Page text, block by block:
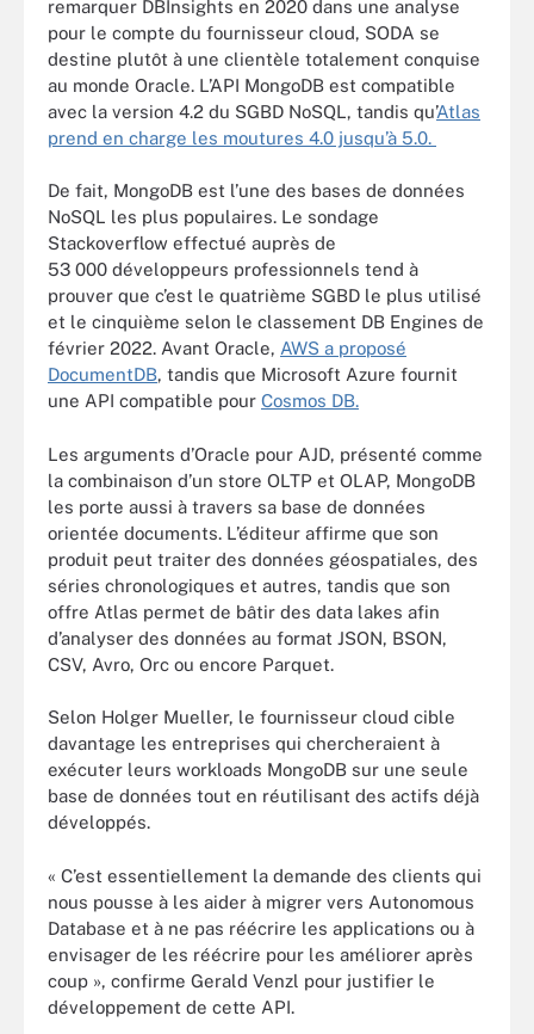
remarquer DBInsights en 2020 dans une analyse
pour le compte du fournisseur cloud, SODA se
destine plutôt à une clientèle totalement conquise
au monde Oracle. L’API MongoDB est compatible
avec la version 4.2 du SGBD NoSQL, tandis qu’Atlas
prend en charge les moutures 4.0 jusqu’à 5.0.
De fait, MongoDB est l’une des bases de données
NoSQL les plus populaires. Le sondage
Stackoverflow effectué auprès de
53 000 développeurs professionnels tend à
prouver que c’est le quatrième SGBD le plus utilisé
et le cinquième selon le classement DB Engines de
février 2022. Avant Oracle, AWS a proposé
DocumentDB, tandis que Microsoft Azure fournit
une API compatible pour Cosmos DB.
Les arguments d’Oracle pour AJD, présenté comme
la combinaison d’un store OLTP et OLAP, MongoDB
les porte aussi à travers sa base de données
orientée documents. L’éditeur affirme que son
produit peut traiter des données géospatiales, des
séries chronologiques et autres, tandis que son
offre Atlas permet de bâtir des data lakes afin
d’analyser des données au format JSON, BSON,
CSV, Avro, Orc ou encore Parquet.
Selon Holger Mueller, le fournisseur cloud cible
davantage les entreprises qui chercheraient à
exécuter leurs workloads MongoDB sur une seule
base de données tout en réutilisant des actifs déjà
développés.
« C’est essentiellement la demande des clients qui
nous pousse à les aider à migrer vers Autonomous
Database et à ne pas réécrire les applications ou à
envisager de les réécrire pour les améliorer après
coup », confirme Gerald Venzl pour justifier le
développement de cette API.